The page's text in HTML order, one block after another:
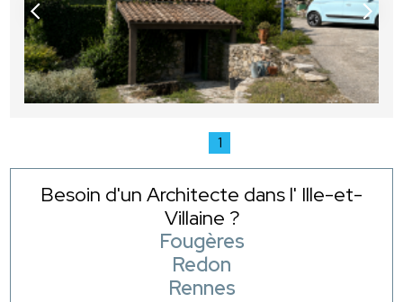
1
Besoin d'un Architecte dans l' Ille-et-
Villaine ?
Fougères
Redon
Rennes